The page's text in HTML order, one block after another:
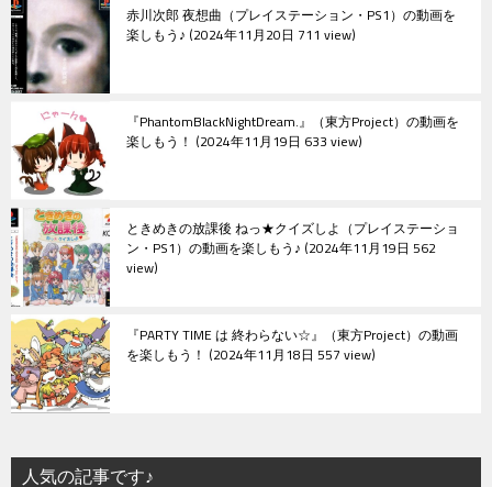
赤川次郎 夜想曲（プレイステーション・PS1）の動画を
楽しもう♪ 2024年11月20日 711 view
『PhantomBlackNightDream.』（東方Project）の動画を
楽しもう！ 2024年11月19日 633 view
ときめきの放課後 ねっ★クイズしよ（プレイステーショ
ン・PS1）の動画を楽しもう♪ 2024年11月19日 562
view
『PARTY TIME は 終わらない☆』（東方Project）の動画
を楽しもう！ 2024年11月18日 557 view
人気の記事です♪